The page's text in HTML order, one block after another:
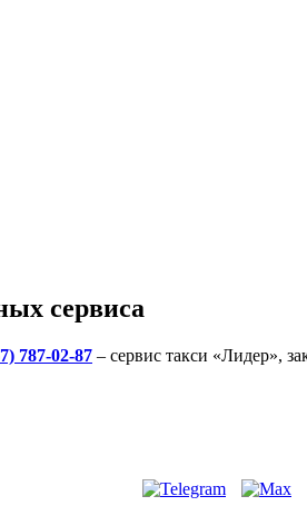
сервиса
787-02-87 – сервис такси «Лидер»,